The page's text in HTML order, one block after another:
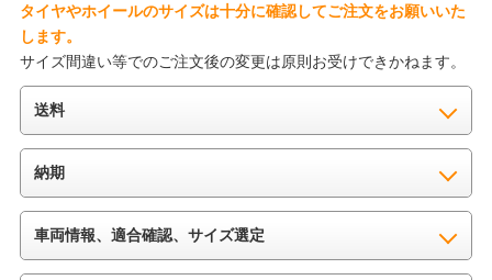
タイヤやホイールのサイズは十分に確認してご注文をお願いいた
します。
サイズ間違い等でのご注文後の変更は原則お受けできかねます。
送料
納期
車両情報、適合確認、サイズ選定